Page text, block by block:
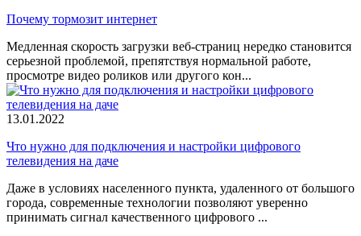
Почему тормозит интернет
Медленная скорость загрузки веб-страниц нередко становится
серьезной проблемой, препятствуя нормальной работе,
просмотре видео роликов или другого кон...
13.01.2022
Что нужно для подключения и настройки цифрового
телевидения на даче
Даже в условиях населенного пункта, удаленного от большого
города, современные технологии позволяют уверенно
принимать сигнал качественного цифрового ...